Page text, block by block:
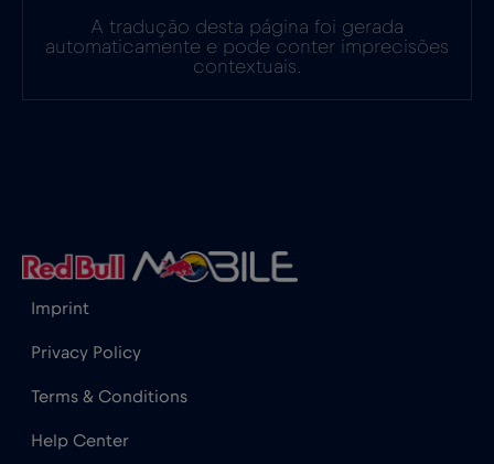
A tradução desta página foi gerada
automaticamente e pode conter imprecisões
contextuais.
Imprint
Privacy Policy
Terms & Conditions
Help Center